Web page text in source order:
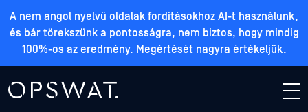
A nem angol nyelvű oldalak fordításokhoz AI-t használunk,
és bár törekszünk a pontosságra, nem biztos, hogy mindig
100%-os az eredmény. Megértését nagyra értékeljük.